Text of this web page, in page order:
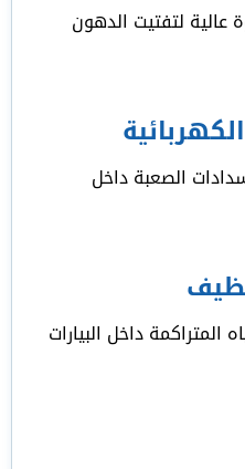
لتفتيت الدهون
الصعبة داخل
داخل البيارات